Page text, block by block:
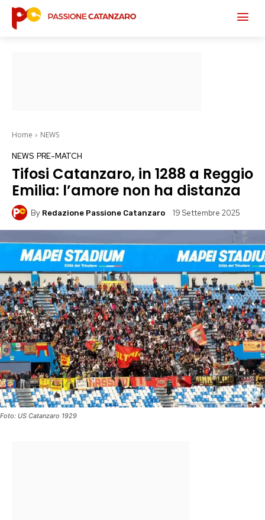
Home NEWS
NEWS PRE-MATCH
Tifosi Catanzaro, in 1288 a Reggio
Emilia: l’amore non ha distanza
By Redazione Passione Catanzaro 19 Settembre 2025
Foto: US Catanzaro 1929